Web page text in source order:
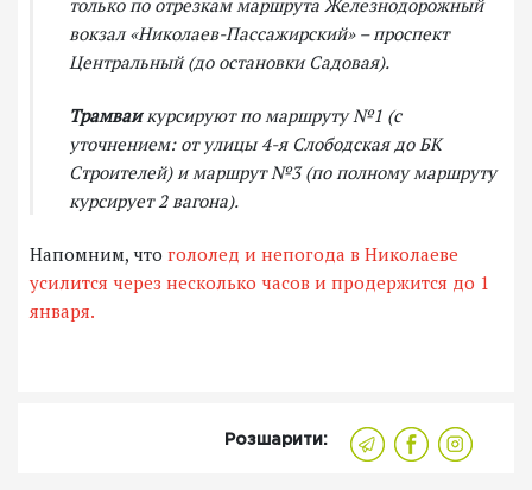
только по отрезкам маршрута Железнодорожный
вокзал «Николаев-Пассажирский» – проспект
Центральный (до остановки Садовая).
Трамваикурсируют по маршруту №1 (с
уточнением: от улицы 4-я Слободская до БК
Строителей) и маршрут №3 (по полному маршруту
курсирует 2 вагона).
Напомним, что гололед и непогода в Николаеве
усилится через несколько часов и продержится до 1
января.
Розшарити: